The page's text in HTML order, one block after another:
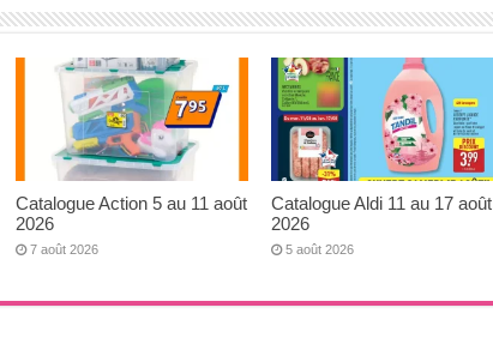
Catalogue Action 5 au 11 août
2026
7 août 2026
Catalogue Aldi 11 au 17 août
2026
5 août 2026